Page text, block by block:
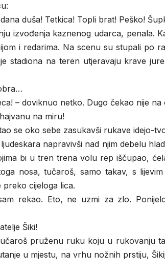
duša! Tetkica! Topli brat! Peško!
izvođenja kaznenog udarca, penala.
i redarima. Na scenu su stupali po
stadiona na teren utjeravaju krave
– doviknuo netko. Dugo čekao nije na
na miru!
se oko sebe zasukavši rukave idejo-
napravivši nad njim debelu
bi u tren trena volu rep iščupao,
nosa, tučaroš, samo takav, s
cijeloga lica.
rekao. Eto, ne uzmi za zlo.
Šiki!
pruženu ruku koju u rukovanju
u mjestu, na vrhu nožnih prstiju,